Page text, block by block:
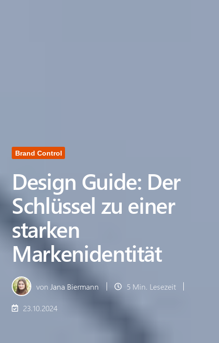
Brand Control
Design Guide: Der
Schlüssel zu einer
starken
Markenidentität
von Jana Biermann
5 Min. Lesezeit
23.10.2024